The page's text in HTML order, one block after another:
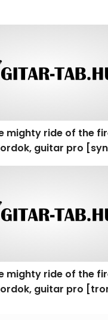
mighty ride of the
guitar pro
mighty ride of the
guitar pro